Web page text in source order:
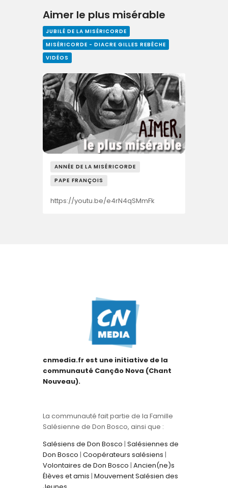
Aimer le plus misérable
JUBILÉ DE LA MISÉRICORDE
MISÉRICORDE - DIACRE GILLES REBÊCHE
VIDÉOS
ANNÉE DE LA MISÉRICORDE
PAPE FRANÇOIS
https://youtu.be/e4rN4qSMmFk
cnmedia.fr est une initiative de la
communauté Canção Nova (Chant
Nouveau).
La communauté fait partie de la Famille
Salésienne de Don Bosco, ainsi que :
Salésiens de Don Bosco | Salésiennes de
Don Bosco | Coopérateurs salésiens |
Volontaires de Don Bosco | Ancien(ne)s
Élèves et amis | Mouvement Salésien des